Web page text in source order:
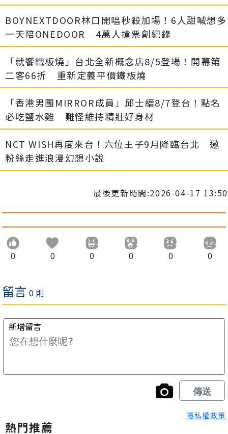
BOYNEXTDOOR林口開唱秒殺加場！6人甜喊想多
一天陪ONEDOOR 4萬人搶票創紀錄
「就饗鐵板燒」台北全新概念店8/5登場！開幕第
二客66折 重新定義平價鐵板燒
「香港男團MIRROR成員」邱士縉8/7登台！點名
必吃鹽水雞 難怪維持精壯好身材
NCT WISH再度來台！六位王子9月降臨台北 邀
粉絲走進浪漫幻想小說
最後更新時間:2026-04-17 13:50
0 0 0 0 0 0
隱私權政策
熱門推薦